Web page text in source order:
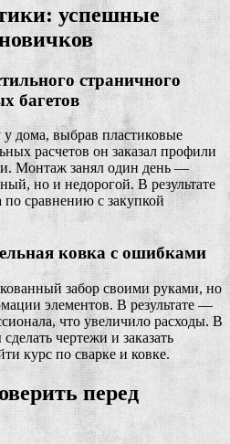
успешные
страничного
багетов
дома, выбрав пластиковые
расчетов он заказал профили
Монтаж занял один день —
но и недорогой. В результате
сравнению с закупкой
ковка с ошибками
забор своими руками, но
элементов. В результате —
что увеличило расходы. В
чертежи и заказать
курс по сварке и ковке.
перед